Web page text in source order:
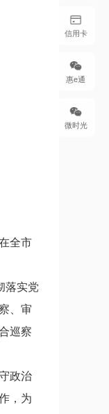
信用卡
惠e通
微时光
全市
落实党
、审
巡察
政治
，为